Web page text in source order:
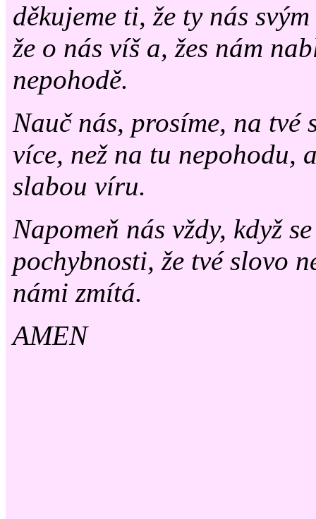
děkujeme ti, že ty nás
že o nás víš a, žes nám
nepohodě.
Nauč nás, prosíme, na tvé
více, než na tu nepohodu,
slabou víru.
Napomeň nás vždy, když
pochybnosti, že tvé slovo
námi zmítá.
AMEN